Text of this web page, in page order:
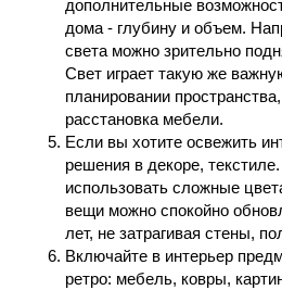
дополнительные
дома - глубину и объем.
света можно зрительно
Свет играет такую же
планировании
расстановка мебели.
Если вы хотите освежить
решения в декоре,
использовать сложные
вещи можно спокойно
лет, не затрагивая стены,
Включайте в интерьер
ретро: мебель, ковры,